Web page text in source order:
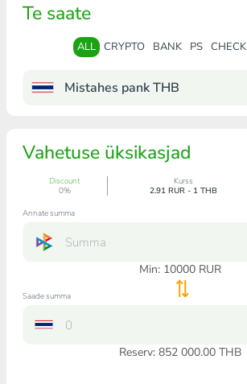
Te saate
ALL CRYPTO BANK PS CHECK
Mistahes pank THB
Vahetuse üksikasjad
Discount
0%
Kurss
2.91 RUR - 1 THB
Annate summa
Min: 10000 RUR
Saade summa
Reserv: 852 000.00 THB